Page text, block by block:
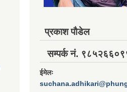
प्रकाश पौडेल
सम्पर्क नं.
ईमेलः